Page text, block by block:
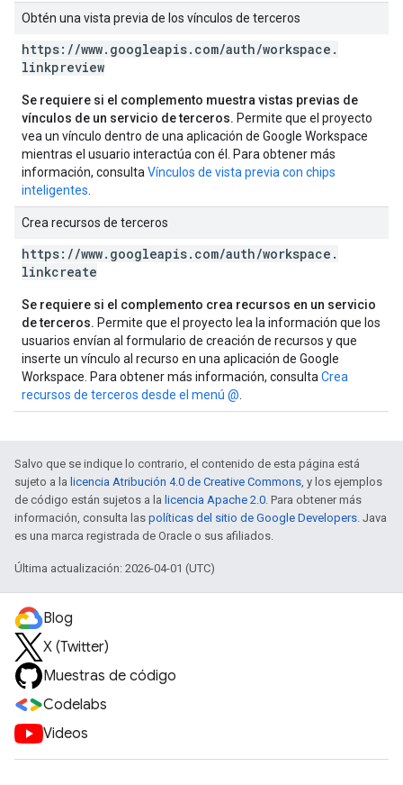
Obtén una vista previa de los vínculos de terceros
https: //www. googleapis. com/auth/workspace .
linkpreview
Se requiere si el complemento muestra vistas previas de
vínculos de un servicio de terceros. Permite que el proyecto
vea un vínculo dentro de una aplicación de Google Workspace
mientras el usuario interactúa con él. Para obtener más
información, consulta Vínculos de vista previa con chips
inteligentes
Crea recursos de terceros
https: //www. googleapis. com/auth/workspace .
linkcreate
Se requiere si el complemento crea recursos en un servicio
de terceros. Permite que el proyecto lea la información que los
usuarios envían al formulario de creación de recursos y que
inserte un vínculo al recurso en una aplicación de Google
Workspace. Para obtener más información, consulta Crea
recursos de terceros desde el menú @
Salvo que se indique lo contrario, el contenido de esta página está
sujeto a la licencia Atribución 4.0 de Creative Commons, y los ejemplos
de código están sujetos a la licencia Apache 2.0. Para obtener más
información, consulta las políticas del sitio de Google Developers. Java
es una marca registrada de Oracle o sus afiliados.
Última actualización: 2026-04-01 (UTC)
Blog
X (Twitter)
Muestras de código
Codelabs
Videos